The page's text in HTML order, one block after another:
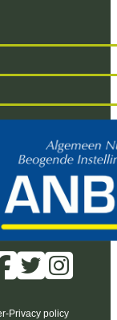
-Privacy policy